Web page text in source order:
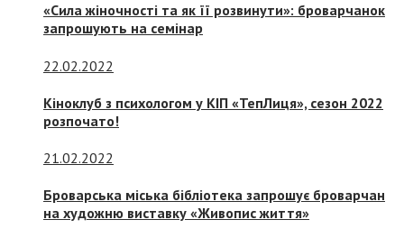
«Сила жіночності та як її розвинути»: броварчанок
запрошують на семінар
22.02.2022
Кіноклуб з психологом у КІП «ТепЛиця», сезон 2022
розпочато!
21.02.2022
Броварська міська бібліотека запрошує броварчан
на художню виставку «Живопис життя»